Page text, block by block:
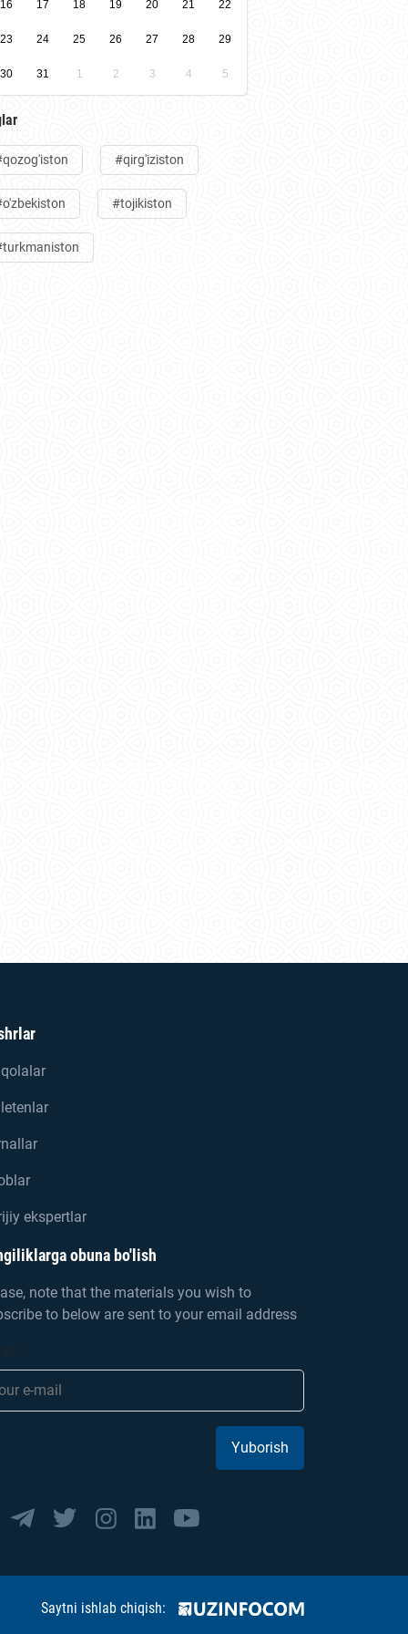
16 17 18 19 20 21 22
23 24 25 26 27 28 29
30 31 1 2 3 4 5
#qirg'iziston
#tojikiston
ekspertlar
obuna bo'lish
note that the materials you wish to
to below are sent to your email address
Yuborish
Saytni ishlab chiqish: